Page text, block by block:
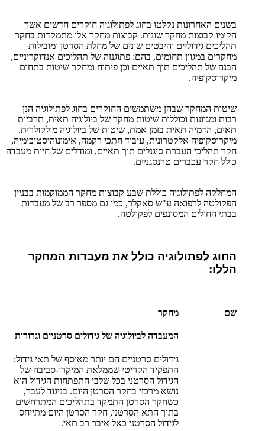
בשנים האחרונות נקלטו בחוג לפתולוגיה חוקרים חדשים אשר
הקימו קבוצות מחקר שונות. קבוצות מחקר אלו מתמקדות בחקר
תהליכים גידוליים והיבטים שונים של מחלת הסרטן ומובילות
מחקרים במגוון תחומים, בהם: פתוגנזה של תהליכים אנדוקריניים,
הבנה של תהליכים תוך תאיים וכן פיתוח ומחקר שיטות בתחום
מיקרוסקופיה.
שיטות המחקר שבהן משתמשים החוקרים בחוג לפתולוגיה הנן
רבות ומגוונות וכוללות שיטות מחקר של ביולוגיה תאית, תרביות
תאים, הדמיה תאית בזמן אמת, שיטות של ביולוגיה מולקולרית,
מיקרוסקופיה אלקטרונית, עיבוד חתכי רקמה, אימונוהיסטוכימיה,
חקר תהליכי העברת סיגנלים תוך תאיים, ומודלים של חיות מעבדה
כולל חקר עכברים טרנסגניים.
המחלקה לפתולוגיה כוללת שבע קבוצות מחקר הממוקמות בבניין
הפקולטה לרפואה ע"ש סאקלר, כמו גם מספר רב של מעבדות
בבתי החולים המסונפים לפקולטה.
החוג לפתולוגיה כולל את מעבדות המחקר
הללו:
שם מחקר
המעבדה לביולוגיה של גידולים סרטניים וגרורות
גידולים סרטניים הם יותר מאוסף של תאי גידול:
התפקיד הקריטי שממלאת המיקרו-סביבה של
הגידול הסרטני בכל שלבי התפתחות הגידול הוא
נושא מרכזי בחקר הסרטן היום. בניגוד לעבר,
כשחקר הסרטן התמקד בתהליכים המתרחשים
בתוך התא הסרטני, חקר הסרטן היום מתייחס
לגידול הסרטני כאל איבר רב תאי.